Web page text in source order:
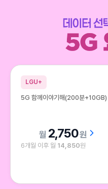
데이터 선택의 폭을 넓게 5G 요금제
LGU+
5G 함께이야기해(200분+10GB)
2,750원
6개월 이후 월 14,850원